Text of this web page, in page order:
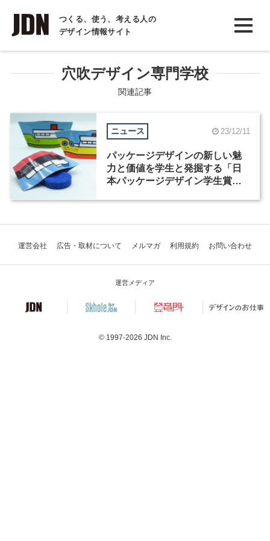
つくる、使う、考える人の
デザイン情報サイト
INTERVIEW
インタビュー
REPORT
COLUMN
コラム
穴吹デザイン専門学校
関連記事
ニュース 23/12/11
パッケージデザインの新しい魅
力と価値を学生と発掘する「日
本パッケージデザイン学生賞
運営会社 広告・取材について メルマガ 利用規約 お問い合わせ
運営メディア
© 1997-2026 JDN Inc.